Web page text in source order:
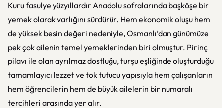
Kuru fasulye yüzyıllardır Anadolu sofralarında başköşe bir
yemek olarak varlığını sürdürür. Hem ekonomik oluşu hem
de yüksek besin değeri nedeniyle, Osmanlı’dan günümüze
pek çok ailenin temel yemeklerinden biri olmuştur. Pirinç
pilavı ile olan ayrılmaz dostluğu, turşu eşliğinde oluşturduğu
tamamlayıcı lezzet ve tok tutucu yapısıyla hem çalışanların
hem öğrencilerin hem de büyük ailelerin bir numaralı
tercihleri arasında yer alır.